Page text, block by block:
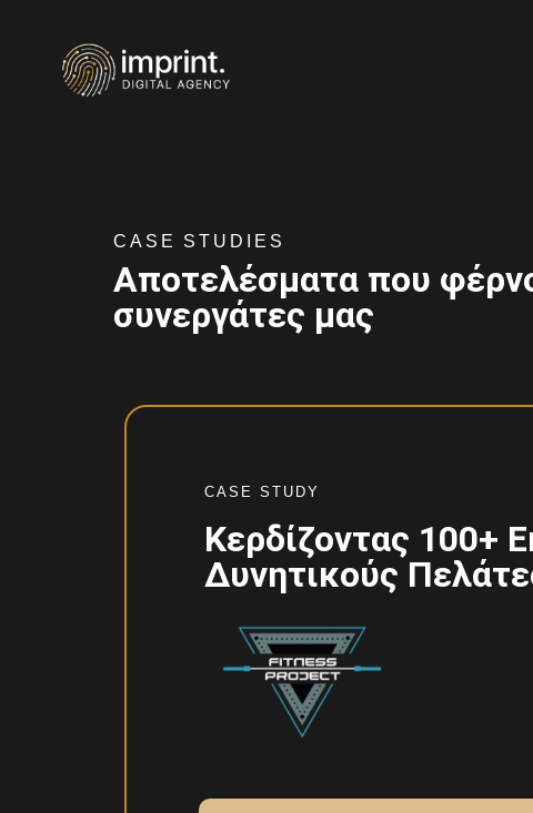
CASE STUDIES
Αποτελέσματα που
συνεργάτες μας
CASE STUDY
Κερδίζοντας 100+
Δυνητικούς